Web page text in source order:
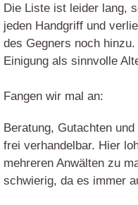
Die Liste ist leider lang,
jeden Handgriff und
des Gegners noch
Einigung als sinnvolle
Fangen wir mal an:
Beratung, Gutachten
frei verhandelbar. Hier
mehreren Anwälten zu
schwierig, da es immer